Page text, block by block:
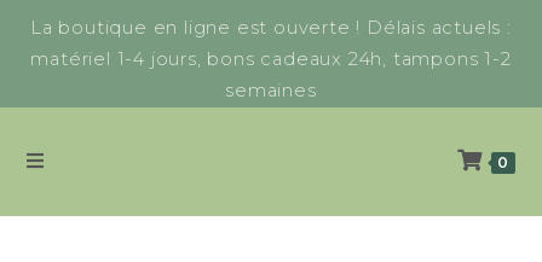
La boutique en ligne est ouverte ! Délais actuels :
matériel 1-4 jours, bons cadeaux 24h, tampons 1-2
semaines
0